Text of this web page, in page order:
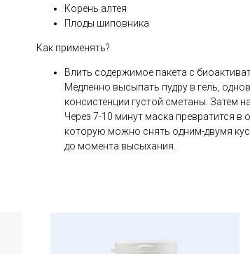
Корень алтея
Плоды шиповника
Как применять?
Влить содержимое пакета с
Медленно высыпать пудру в гель,
консистенции густой сметаны. Затем
Через 7-10 минут маска превратится в
которую можно снять одним-двумя
до момента высыхания.